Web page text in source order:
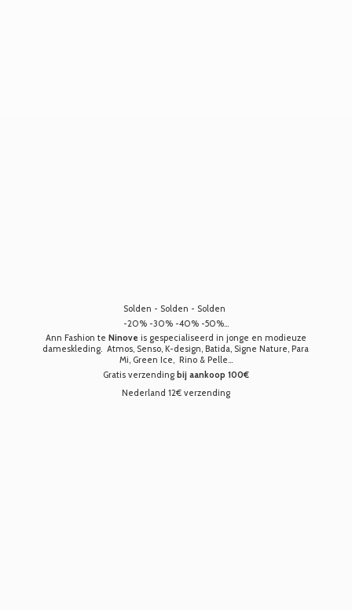
Solden - Solden - Solden
-20% -30% -40% -50%...
Ann Fashion te Ninove is gespecialiseerd in jonge en modieuze
dameskleding. Atmos, Senso, K-design, Batida, Signe Nature, Para
Mi, Green Ice, Rino & Pelle...
Gratis verzending bij aankoop 100€
Nederland 12€ verzending